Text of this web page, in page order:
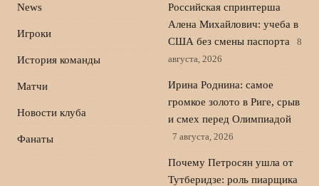
News
Игроки
История команды
Матчи
Новости клуба
Фанаты
Российская спринтерша
Алена Михайлович: учеба в
США без смены паспорта
8
августа, 2026
Ирина Роднина: самое
громкое золото в Риге, срыв
и смех перед Олимпиадой
7 августа, 2026
Почему Петросян ушла от
Тутберидзе: роль пиарщика